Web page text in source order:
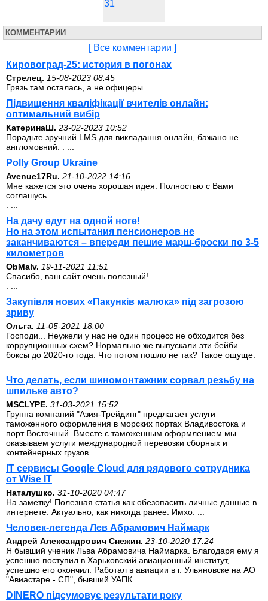
31
КОММЕНТАРИИ
[ Все комментарии ]
Кировоград-25: история в погонах
Стрелец. 15-08-2023 08:45
Грязь там осталась, а не офицеры.. ...
Підвищення кваліфікації вчителів онлайн:
оптимальний вибір
КатеринаШ. 23-02-2023 10:52
Порадьте зручний LMS для викладання онлайн, бажано не
англомовний. . ...
Polly Group Ukraine
Avenue17Ru. 21-10-2022 14:16
Мне кажется это очень хорошая идея. Полностью с Вами
соглашусь.
На дачу едут на одной ноге!
Но на этом испытания пенсионеров не
заканчиваются – впереди пешие марш-броски по 3-5
километров
ОbMalv. 19-11-2021 11:51
Спасибо, ваш сайт очень полезный!
Закупівля нових «Пакунків малюка» під загрозою
зриву
Ольга. 11-05-2021 18:00
Господи... Неужели у нас не один процесс не обходится без
коррупционных схем? Нормально же выпускали эти бейби
боксы до 2020-го года. Что потом пошло не так? Такое ощуще.
Что делать, если шиномонтажник сорвал резьбу на
шпильке авто?
MSCLYPE. 31-03-2021 15:52
Группа компаний "Азия-Трейдинг" предлагает услуги
таможенного оформления в морских портах Владивостока и
порт Восточный. Вместе с таможенным оформлением мы
оказываем услуги международной перевозки сборных и
контейнерных грузов. ...
IT сервисы Google Cloud для рядового сотрудника
от Wise IT
Наталушко. 31-10-2020 04:47
На заметку! Полезная статья как обезопасить личные данные в
интернете. Актуально, как никогда ранее. Имхо. ...
Человек-легенда Лев Абрамович Наймарк
Андрей Александрович Снежин. 23-10-2020 17:24
Я бывший ученик Льва Абрамовича Наймарка. Благодаря ему я
успешно поступил в Харьковский авиационный институт,
успешно его окончил. Работал в авиации в г. Ульяновске на АО
"Авиастаре - СП", бывший УАПК. ...
DINERO підсумовує результати року